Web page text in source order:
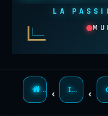
LA
ACCUEILINDEX DU FORUM